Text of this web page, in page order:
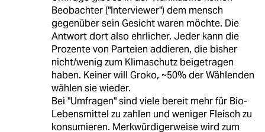
Beobachter ("Interviewer") dem mensch
gegenüber sein Gesicht waren möchte. Die
Antwort dort also ehrlicher. Jeder kann die
Prozente von Parteien addieren, die bisher
nicht/wenig zum Klimaschutz beigetragen
haben. Keiner will Groko, ~50% der Wählenden
wählen sie wieder.
Bei "Umfragen" sind viele bereit mehr für Bio-
Lebensmittel zu zahlen und weniger Fleisch zu
konsumieren. Merkwürdigerweise wird zum